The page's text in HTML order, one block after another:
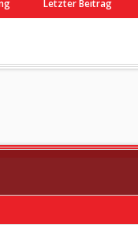
Letzter Beitrag